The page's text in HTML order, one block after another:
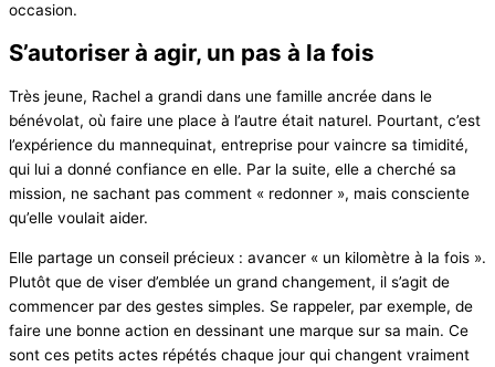
occasion.
S’autoriser à agir, un pas à la fois
Très jeune, Rachel a grandi dans une famille ancrée dans le
bénévolat, où faire une place à l’autre était naturel. Pourtant, c’est
l’expérience du mannequinat, entreprise pour vaincre sa timidité,
qui lui a donné confiance en elle. Par la suite, elle a cherché sa
mission, ne sachant pas comment « redonner », mais consciente
qu’elle voulait aider.
Elle partage un conseil précieux : avancer « un kilomètre à la fois ».
Plutôt que de viser d’emblée un grand changement, il s’agit de
commencer par des gestes simples. Se rappeler, par exemple, de
faire une bonne action en dessinant une marque sur sa main. Ce
sont ces petits actes répétés chaque jour qui changent vraiment